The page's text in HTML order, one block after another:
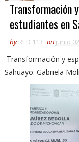
Transformación
estudiantes en
by RED 113 on junio
Transformación y
Sahuayo: Gabriela